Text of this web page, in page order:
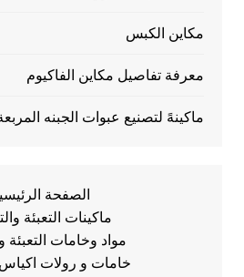
مكاين الكبس
معرفة تفاصيل مكاين الفاكيوم
ماكينهً لتصنيع عبوات الجبنه
الصفحة
ماكينات التعبئة
مواد وخامات التعبئة
خامات و رولات اكياس